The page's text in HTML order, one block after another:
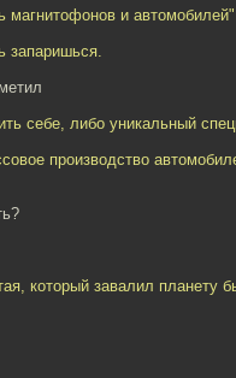
и автомобилей"
запаришься.
себе, либо уникальный
производство
который завалил планету